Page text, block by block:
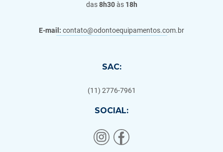
das8h30às 18h
E-mail: contato@odontoequipamentos.com.br
SAC:
(11) 2776-7961
SOCIAL: